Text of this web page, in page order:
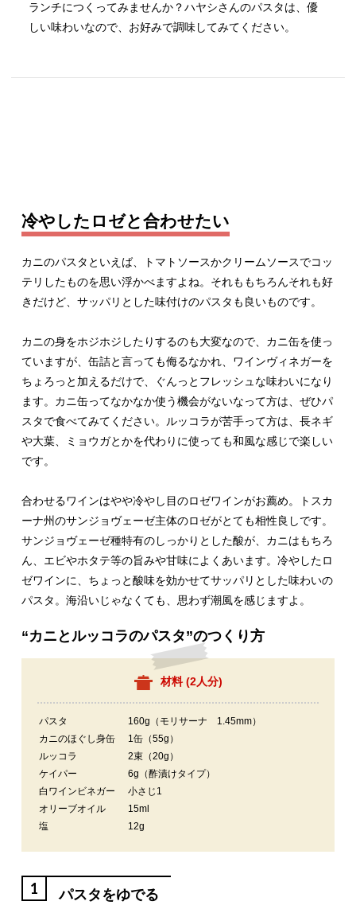
ランチにつくってみませんか？ハヤシさんのパスタは、優
しい味わいなので、お好みで調味してみてください。
冷やしたロゼと合わせたい
カニのパスタといえば、トマトソースかクリームソースでコッ
テリしたものを思い浮かべますよね。それももちろんそれも好
きだけど、サッパリとした味付けのパスタも良いものです。
カニの身をホジホジしたりするのも大変なので、カニ缶を使っ
ていますが、缶詰と言っても侮るなかれ、ワインヴィネガーを
ちょろっと加えるだけで、ぐんっとフレッシュな味わいになり
ます。カニ缶ってなかなか使う機会がないなって方は、ぜひパ
スタで食べてみてください。ルッコラが苦手って方は、長ネギ
や大葉、ミョウガとかを代わりに使っても和風な感じで楽しい
です。
合わせるワインはやや冷やし目のロゼワインがお薦め。トスカ
ーナ州のサンジョヴェーゼ主体のロゼがとても相性良しです。
サンジョヴェーゼ種特有のしっかりとした酸が、カニはもちろ
ん、エビやホタテ等の旨みや甘味によくあいます。冷やしたロ
ゼワインに、ちょっと酸味を効かせてサッパリとした味わいの
パスタ。海沿いじゃなくても、思わず潮風を感じますよ。
“カニとルッコラのパスタ”のつくり方
材料 (2人分)
パスタ
160g（モリサーナ 1.45mm）
カニのほぐし身缶
1缶（55g）
ルッコラ
2束（20g）
ケイパー
6g（酢漬けタイプ）
白ワインビネガー
小さじ1
オリーブオイル
15ml
塩
12g
1 パスタをゆでる